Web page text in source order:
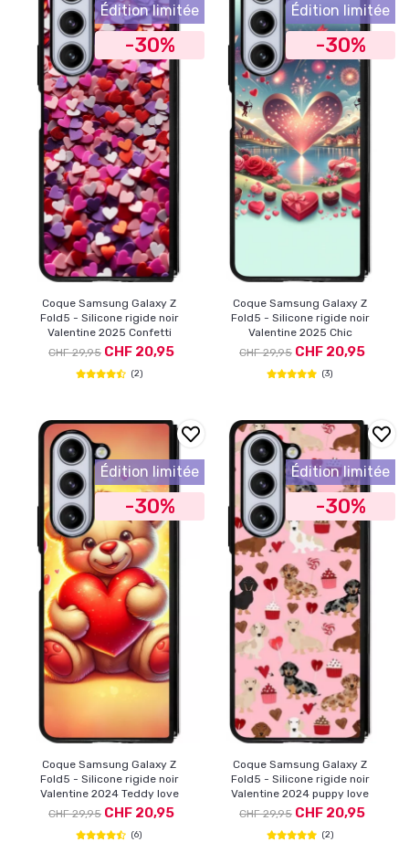
Coque Samsung Galaxy Z
Fold5 - Silicone rigide noir
Valentine 2025 Confetti
CHF 29,95 CHF 20,95
(2)
Édition limitée
-30%
Coque Samsung Galaxy Z
Fold5 - Silicone rigide noir
Valentine 2025 Chic
CHF 29,95 CHF 20,95
(3)
Édition limitée
-30%
Coque Samsung Galaxy Z
Fold5 - Silicone rigide noir
Valentine 2024 Teddy love
CHF 29,95 CHF 20,95
(6)
Édition limitée
-30%
Coque Samsung Galaxy Z
Fold5 - Silicone rigide noir
Valentine 2024 puppy love
CHF 29,95 CHF 20,95
(2)
Édition limitée
-30%